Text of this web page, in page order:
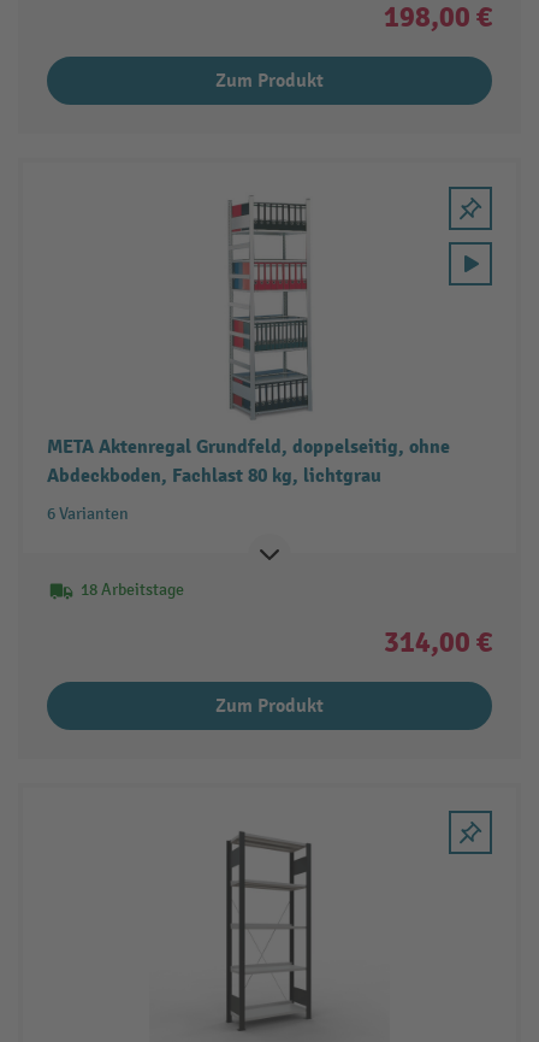
198,00 €
Zum Produkt
META Aktenregal Grundfeld, doppelseitig, ohne
Abdeckboden, Fachlast 80 kg, lichtgrau
6 Varianten
18 Arbeitstage
314,00 €
Zum Produkt